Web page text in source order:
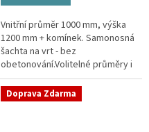
hvězdiček.
Vnitřní průměr 1000 mm, výška
1200 mm + komínek. Samonosná
šachta na vrt - bez
obetonování.Volitelné průměry i
pozice prostupů na pažení vrtu,
hadice i elektřinu -
požadované...
Doprava Zdarma